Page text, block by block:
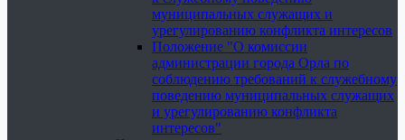
муниципальных служащих и
урегулированию конфликта интересов
Положение "О комиссии
администрации города Орла по
соблюдению требований к служебному
поведению муниципальных служащих
и урегулированию конфликта
интересов"